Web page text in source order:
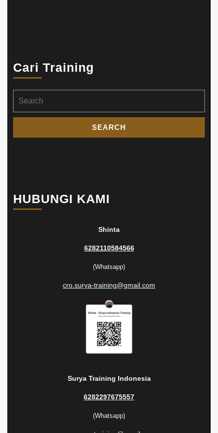
Cari Training
for:
HUBUNGI KAMI
Shinta
6282110584566
(Whatsapp)
cro.surya-training@gmail.com
Surya Training Indonesia
6282297675557
(Whatsapp)